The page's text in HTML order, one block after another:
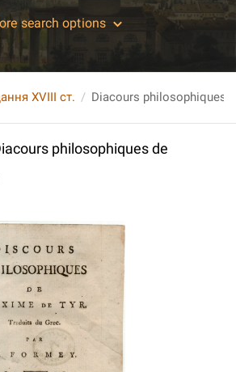
search options
XVIII ст. Diacours philosophiques
philosophiques de